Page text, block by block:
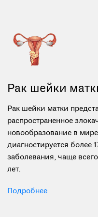
Рак шейки
Рак шейки матки
распространенное
новообразование в
диагностируется более
лет.